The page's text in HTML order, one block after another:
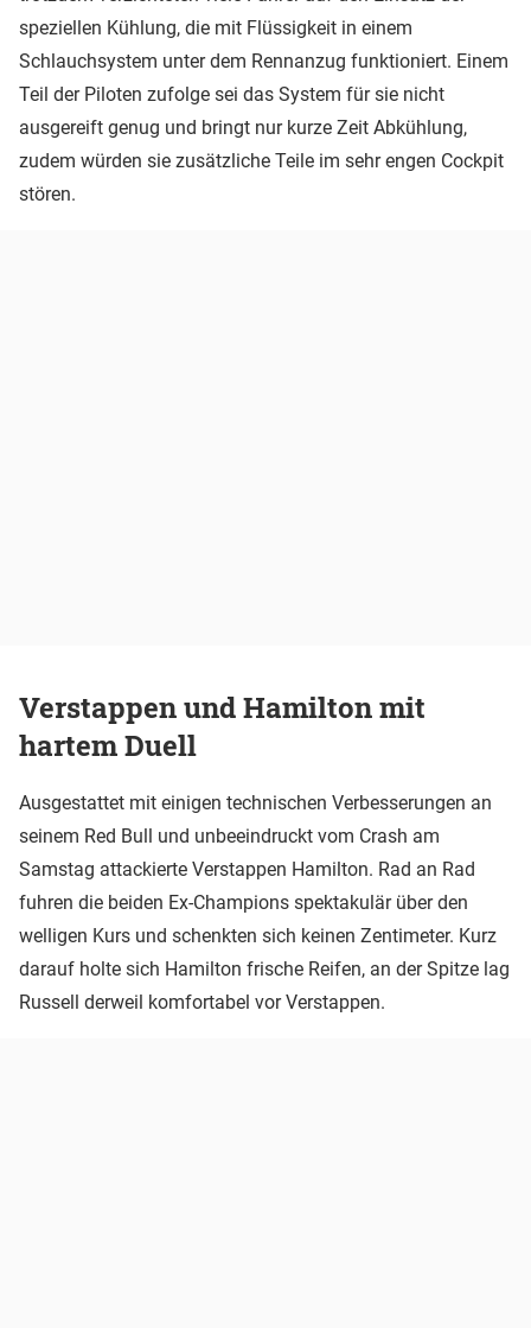
speziellen Kühlung, die mit Flüssigkeit in einem
Schlauchsystem unter dem Rennanzug funktioniert. Einem
Teil der Piloten zufolge sei das System für sie nicht
ausgereift genug und bringt nur kurze Zeit Abkühlung,
zudem würden sie zusätzliche Teile im sehr engen Cockpit
stören.
Verstappen und Hamilton mit
hartem Duell
Ausgestattet mit einigen technischen Verbesserungen an
seinem Red Bull und unbeeindruckt vom Crash am
Samstag attackierte Verstappen Hamilton. Rad an Rad
fuhren die beiden Ex-Champions spektakulär über den
welligen Kurs und schenkten sich keinen Zentimeter. Kurz
darauf holte sich Hamilton frische Reifen, an der Spitze lag
Russell derweil komfortabel vor Verstappen.